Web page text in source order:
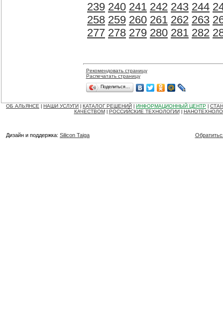
239 240 241 242 243 244
258 259 260 261 262 263
277 278 279 280 281 282
Рекомендовать страницу
Распечатать страницу
Поделиться…
ОБ АЛЬЯНСЕ НАШИ УСЛУГИ КАТАЛОГ РЕШЕНИЙ ИНФОРМАЦИОННЫЙ ЦЕНТР
КАЧЕСТВОМ
РОССИЙСКИЕ ТЕХНОЛОГИИ
Дизайн и поддержка: Silicon Taiga